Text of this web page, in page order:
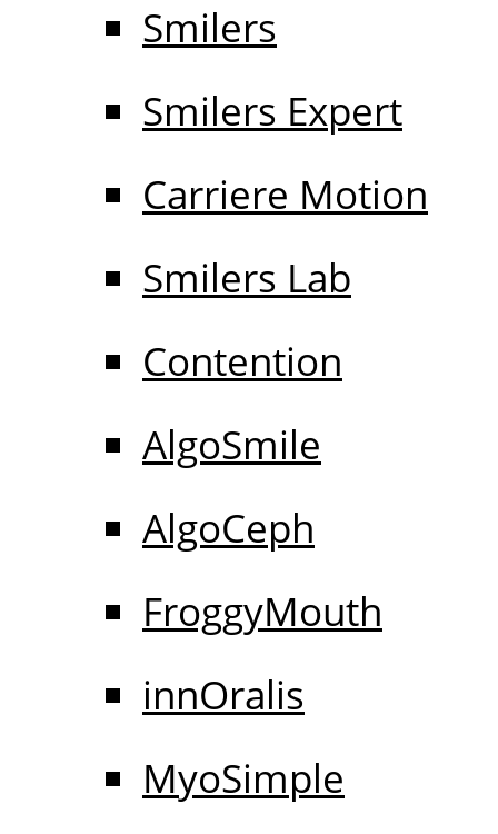
Smilers
Smilers Expert
Carriere Motion
Smilers Lab
Contention
AlgoSmile
AlgoCeph
FroggyMouth
innOralis
MyoSimple